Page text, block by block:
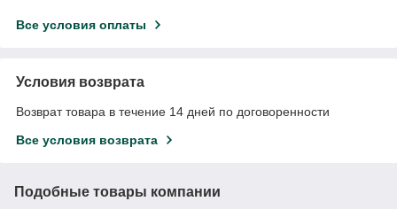
Все условия оплаты
Условия возврата
Возврат товара в течение 14 дней по договоренности
Все условия возврата
Подобные товары компании